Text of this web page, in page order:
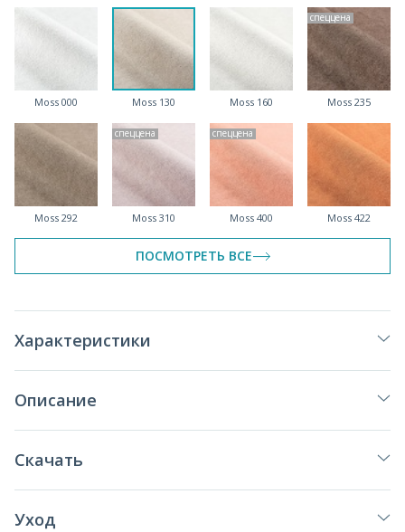
Moss 000 Moss 130 Moss 160
спеццена
Moss 235
Moss 292
спеццена
Moss 310
спеццена
Moss 400 Moss 422
спеццена спеццена
ПОСМОТРЕТЬ ВСЕ
Характеристики
Описание
Скачать
Уход